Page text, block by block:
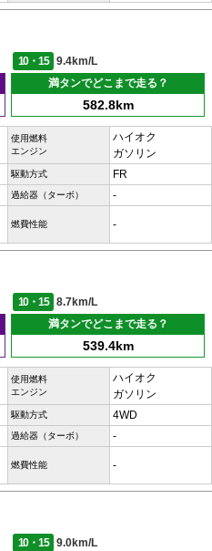
10・15
9.4km/L
満タンでどこまで走る？
582.8km
使用燃料
エンジン
ハイオク
ガソリン
駆動方式 FR
過給器（ターボ） -
燃費性能 -
10・15
8.7km/L
満タンでどこまで走る？
539.4km
使用燃料
エンジン
ハイオク
ガソリン
駆動方式 4WD
過給器（ターボ） -
燃費性能 -
10・15
9.0km/L